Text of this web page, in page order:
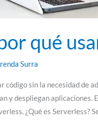
qué
Surra
código sin la necesidad de
y despliegan aplicaciones.
¿Qué es Serverless?